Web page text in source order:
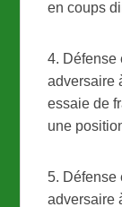
en coups
4. Défense
adversaire
essaie de
une
5. Défense
adversaire